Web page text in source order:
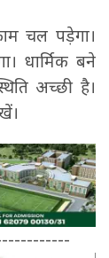
चल पड़ेगा।
धार्मिक बने
अच्‍छी है।